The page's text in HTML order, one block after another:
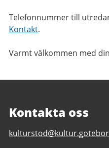
Telefonnummer till
Kontakt.
Varmt välkommen med
Kontakta oss
E-